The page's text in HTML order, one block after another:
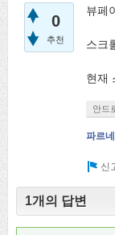
0
추천
뷰페
스크
현재
안드
파르네
1개의 답변